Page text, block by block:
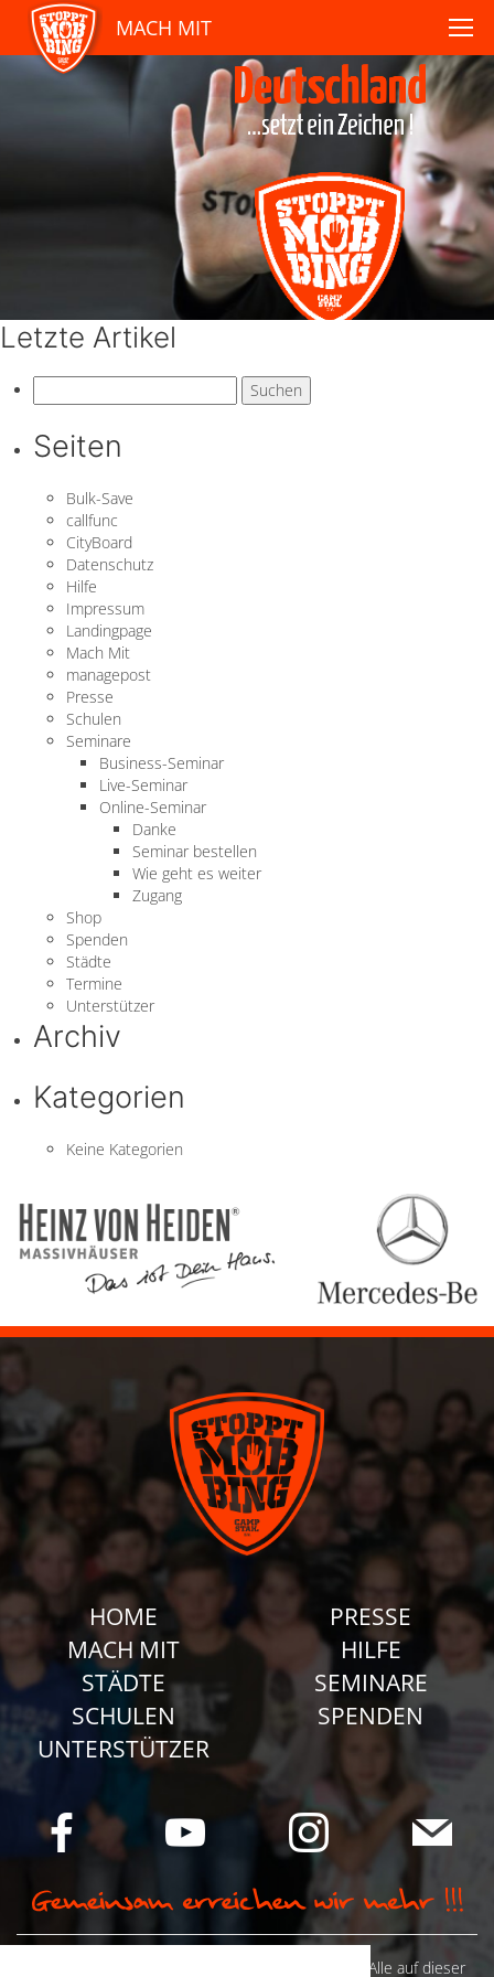
MACH MIT
Letzte Artikel
nach:
Seiten
Bulk-Save
callfunc
CityBoard
Datenschutz
Hilfe
Impressum
Landingpage
Mach Mit
managepost
Presse
Schulen
Seminare
Business-Seminar
Live-Seminar
Online-Seminar
Danke
Seminar bestellen
Wie geht es weiter
Zugang
Shop
Spenden
Städte
Termine
Unterstützer
Archiv
Kategorien
Keine Kategorien
HOME
MACH MIT
STÄDTE
SCHULEN
UNTERSTÜTZER
PRESSE
HILFE
SEMINARE
SPENDEN
© Camp Stahl e.V. 2026 alle Rechte vorbehalten: Alle auf dieser